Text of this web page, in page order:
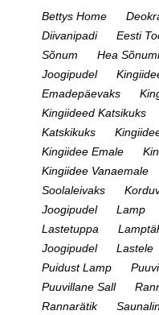
Bettys Home
Diivanipadi
Eesti
Sõnum
Hea
Joogipudel
Emadepäevaks
Kingiideed Katsikuks
Katskikuks
Kingiidee Emale
Kingiidee Vanaemale
Soolaleivaks
Joogipudel
Lamp
Lastetuppa
Joogipudel
Lastele
Puidust Lamp
Puuvillane Sall
Rannarätik